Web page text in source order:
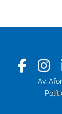
Av.